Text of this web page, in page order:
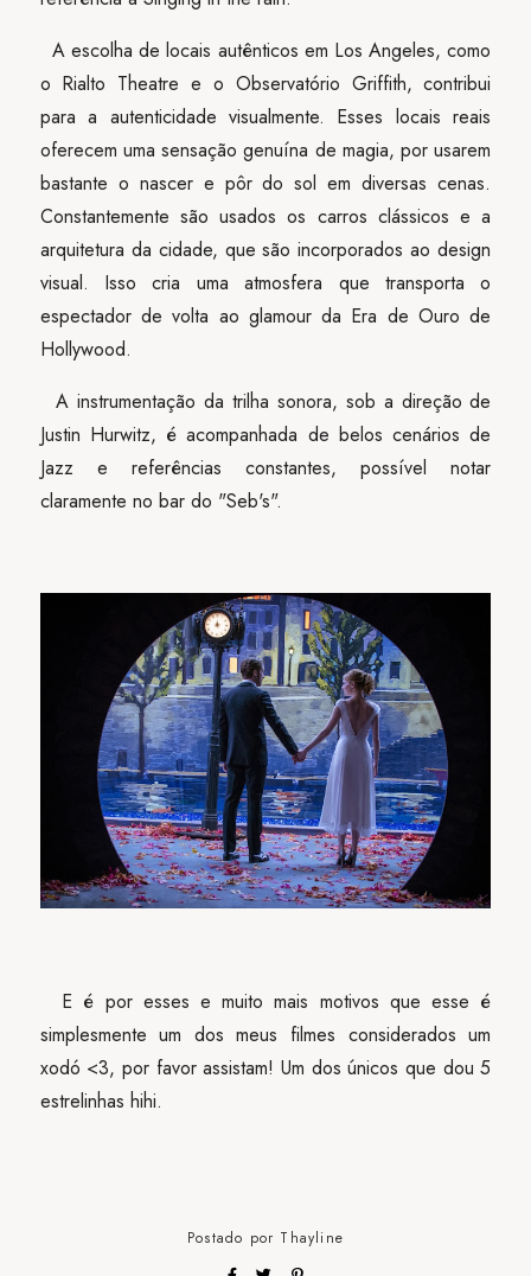
A escolha de locais autênticos em Los Angeles, como
o Rialto Theatre e o Observatório Griffith, contribui
para a autenticidade visualmente. Esses locais reais
oferecem uma sensação genuína de magia, por usarem
bastante o nascer e pôr do sol em diversas cenas.
Constantemente são usados os carros clássicos e a
arquitetura da cidade, que são incorporados ao design
visual. Isso cria uma atmosfera que transporta o
espectador de volta ao glamour da Era de Ouro de
Hollywood.
A instrumentação da trilha sonora, sob a direção de
Justin Hurwitz, é acompanhada de belos cenários de
Jazz e referências constantes, possível notar
claramente no bar do "Seb's".
E é por esses e muito mais motivos que esse é
simplesmente um dos meus filmes considerados um
xodó <3, por favor assistam! Um dos únicos que dou 5
estrelinhas hihi.
Postado por Thayline